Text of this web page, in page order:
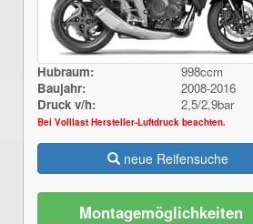
Hubraum:
998ccm
Baujahr:
2008-2016
Druck v/h:
2,5/2,9bar
Bei Volllast Hersteller-Luftdruck beachten.
neue Reifensuche
Montagemöglichkeiten